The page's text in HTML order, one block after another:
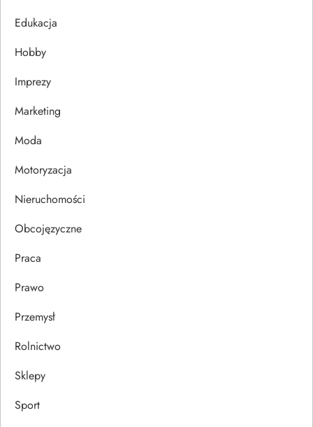
j
a
w
p
i
s
u
Edukacja
Hobby
Imprezy
Marketing
Moda
Motoryzacja
Nieruchomości
Obcojęzyczne
Praca
Prawo
Przemysł
Rolnictwo
Sklepy
Sport